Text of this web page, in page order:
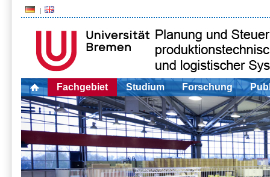
Fachgebiet Studium Forschung